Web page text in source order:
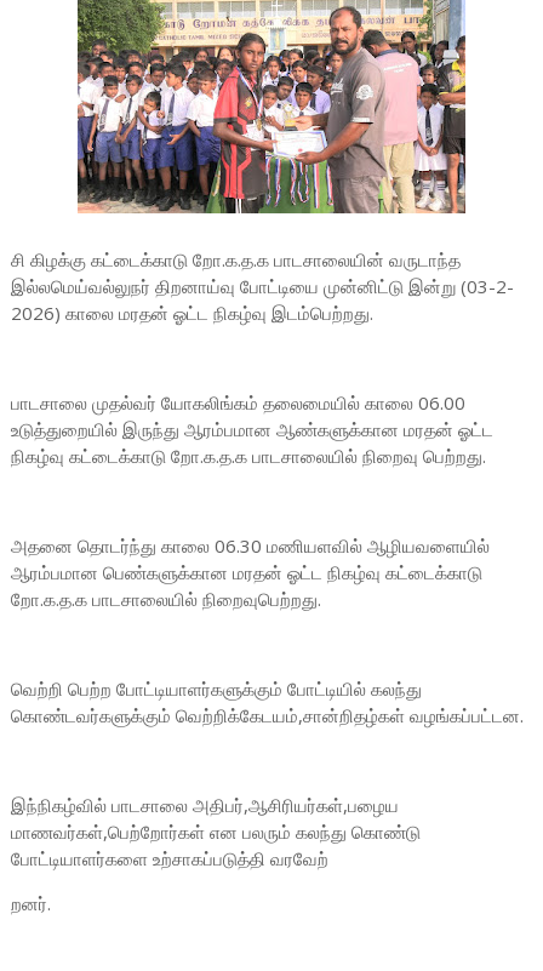
சி கிழக்கு கட்டைக்காடு றோ.க.த.க பாடசாலையின் வருடாந்த
இல்லமெய்வல்லுநர் திறனாய்வு போட்டியை முன்னிட்டு இன்று (03-2-
2026) காலை மரதன் ஓட்ட நிகழ்வு இடம்பெற்றது.
பாடசாலை முதல்வர் யோகலிங்கம் தலைமையில் காலை 06.00
உடுத்துறையில் இருந்து ஆரம்பமான ஆண்களுக்கான மரதன் ஓட்ட
நிகழ்வு கட்டைக்காடு றோ.க.த.க பாடசாலையில் நிறைவு பெற்றது.
அதனை தொடர்ந்து காலை 06.30 மணியளவில் ஆழியவளையில்
ஆரம்பமான பெண்களுக்கான மரதன் ஓட்ட நிகழ்வு கட்டைக்காடு
றோ.க.த.க பாடசாலையில் நிறைவுபெற்றது.
வெற்றி பெற்ற போட்டியாளர்களுக்கும் போட்டியில் கலந்து
கொண்டவர்களுக்கும் வெற்றிக்கேடயம்,சான்றிதழ்கள் வழங்கப்பட்டன.
இந்நிகழ்வில் பாடசாலை அதிபர்,ஆசிரியர்கள்,பழைய
மாணவர்கள்,பெற்றோர்கள் என பலரும் கலந்து கொண்டு
போட்டியாளர்களை உற்சாகப்படுத்தி வரவேற்
றனர்.